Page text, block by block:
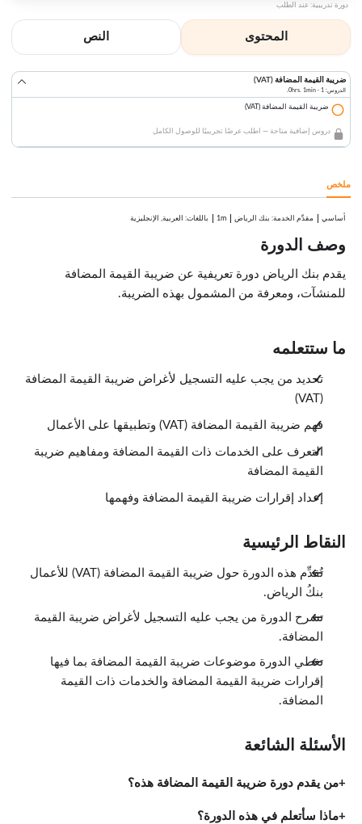
دورة تدريبية: عند الطلب
المحتوى النص
ضريبة القيمة المضافة (VAT)
الدروس: 1 · 0hrs. 1min.
ضريبة القيمة المضافة (VAT)
دروس إضافية متاحة — اطلب عرضًا تجريبيًا للوصول الكامل
ملخص
أساسي مقدِّم الخدمة: بنك الرياض 1m باللغات: العربية, الإنجليزية
وصف الدورة
يقدم بنك الرياض دورة تعريفية عن ضريبة القيمة المضافة
للمنشآت، ومعرفة من المشمول بهذه الضريبة.
ما ستتعلمه
تحديد من يجب عليه التسجيل لأغراض ضريبة القيمة المضافة
(VAT)
فهم ضريبة القيمة المضافة (VAT) وتطبيقها على الأعمال
التعرف على الخدمات ذات القيمة المضافة ومفاهيم ضريبة
القيمة المضافة
إعداد إقرارات ضريبة القيمة المضافة وفهمها
النقاط الرئيسية
تُقدِّم هذه الدورة حول ضريبة القيمة المضافة (VAT) للأعمال
بنكُ الرياض.
تشرح الدورة من يجب عليه التسجيل لأغراض ضريبة القيمة
المضافة.
تغطي الدورة موضوعات ضريبة القيمة المضافة بما فيها
إقرارات ضريبة القيمة المضافة والخدمات ذات القيمة
المضافة.
الأسئلة الشائعة
من يقدم دورة ضريبة القيمة المضافة هذه؟
ماذا سأتعلم في هذه الدورة؟